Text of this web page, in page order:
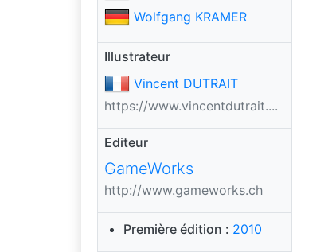
Wolfgang KRAMER
Illustrateur
Vincent DUTRAIT
https://www.vincentdutrait....
Editeur
GameWorks
http://www.gameworks.ch
Première édition : 2010